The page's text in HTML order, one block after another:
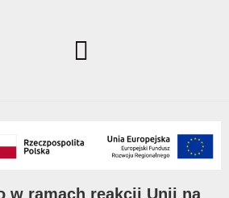
w ramach reakcji Unii na